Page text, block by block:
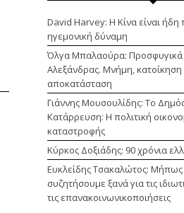
David Harvey: Η Κίνα είναι ήδη
ηγεμονική δύναμη
Όλγα Μπαλαούρα:
Αλεξάνδρας. Μνήμη, κατοίκηση
αποκατάσταση
Γιάννης Μουσουλίδης: Το
Κατάρρευση: Η πολιτική
καταστροφής
Κύρκος Δοξιάδης: 90 χρόνια
Ευκλείδης Τσακαλώτος: Μήπως
συζητήσουμε ξανά για τις
τις επανακοινωνικοποιήσεις